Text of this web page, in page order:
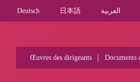
Deutsch 日本語 العربية
Œuvres des dirigeants Documents